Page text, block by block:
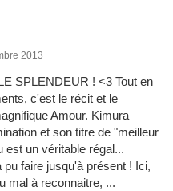
2013
SPLENDEUR ! <3 Tout en
c'est le récit et le
Amour. Kimura
et son titre de "meilleur
est un véritable régal...
faire jusqu'à présent ! Ici,
mal à reconnaitre, ...